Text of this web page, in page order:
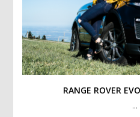
RANGE ROVER
…